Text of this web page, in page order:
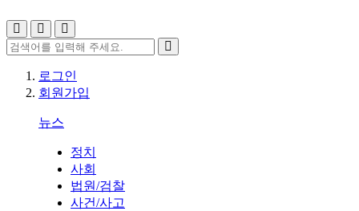
로그인
회원가입
뉴스
정치
사회
법원/검찰
사건/사고